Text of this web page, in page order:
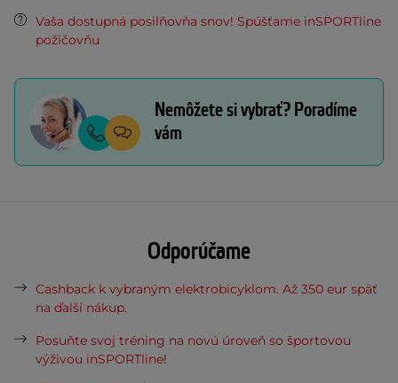
Vaša dostupná posilňovňa snov! Spúšťame inSPORTline
požičovňu
Nemôžete si vybrať? Poradíme
vám
Odporúčame
Cashback k vybraným elektrobicyklom. Až 350 eur späť
na ďalší nákup.
Posuňte svoj tréning na novú úroveň so športovou
výživou inSPORTline!